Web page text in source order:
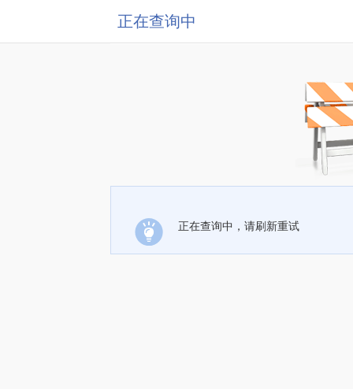
正在查询中
正在查询中，请刷新重试